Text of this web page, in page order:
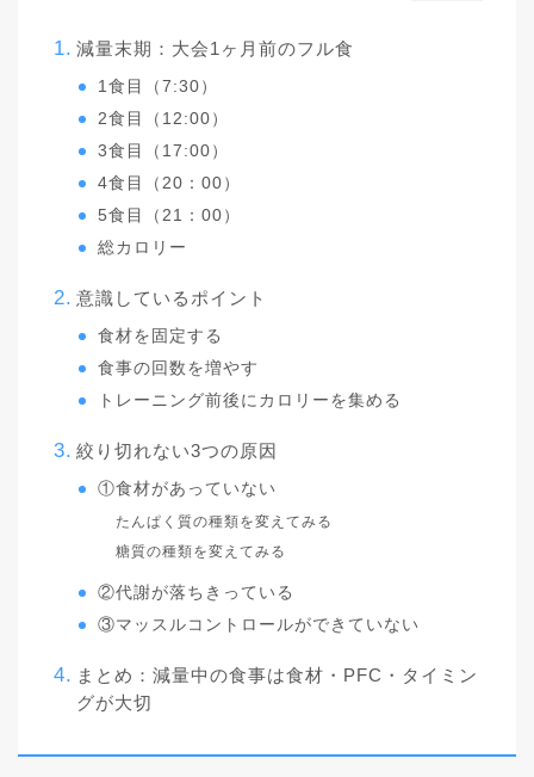
減量末期：大会1ヶ月前のフル食
1食目（7:30）
2食目（12:00）
3食目（17:00）
4食目（20：00）
5食目（21：00）
総カロリー
意識しているポイント
食材を固定する
食事の回数を増やす
トレーニング前後にカロリーを集める
絞り切れない3つの原因
①食材があっていない
たんぱく質の種類を変えてみる
糖質の種類を変えてみる
②代謝が落ちきっている
③マッスルコントロールができていない
まとめ：減量中の食事は食材・PFC・タイミン
グが大切